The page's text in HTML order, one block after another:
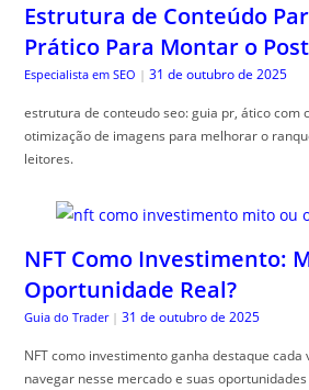
Estrutura de Conteúdo
Prático Para Montar o
Especialista em SEO | 31 de outubro de 2025
estrutura de conteudo seo: guia pr, ático com
otimização de imagens para melhorar o
leitores.
NFT Como Investimento:
Oportunidade Real?
Guia do Trader | 31 de outubro de 2025
NFT como investimento ganha destaque
navegar nesse mercado e suas